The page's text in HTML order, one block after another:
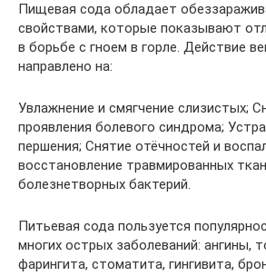
Пищевая сода обладает
свойствами, которые показывают
в борьбе с гноем в горле. Действие
направлено на:
Увлажнение и смягчение слизистых;
проявления болевого синдрома;
першения; Снятие отёчностей и
восстановление травмированных
болезнетворных бактерий.
Питьевая сода пользуется
многих острых заболеваний: ангины,
фарингита, стоматита, гингивита,